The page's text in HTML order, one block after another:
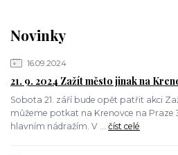
Novinky
16.09.2024
21. 9. 2024 Zažít město jinak na
Sobota 21. září bude opět patřit akci
můžeme potkat na Krenovce na Praze
hlavním nádražím. V ... číst celé